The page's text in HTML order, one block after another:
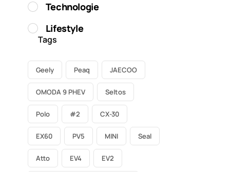
Technologie
Lifestyle
Tags
Geely Peaq JAECOO
OMODA 9 PHEV Seltos
Polo #2 CX-30
EX60 PV5 MINI Seal
Atto EV4 EV2